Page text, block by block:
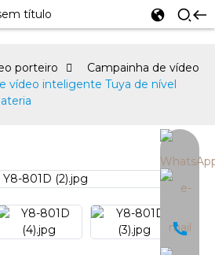
porteiro
Campainha de vídeo
vídeo inteligente Tuya de nível